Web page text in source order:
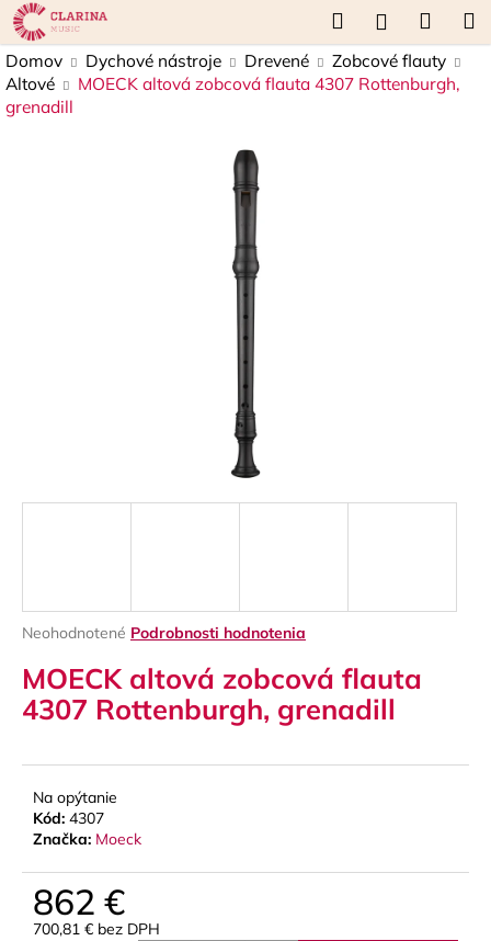
Prejsť
na
obsah
Hľadať
košík
Domov Dychové nástroje Drevené
Zobcové flauty
Altové
MOECK altová zobcová flauta 4307 Rottenburgh,
grenadill
Priemerné
produktu
je
0,0
Neohodnotené Podrobnosti hodnotenia
MOECK altová zobcová flauta
4307 Rottenburgh, grenadill
Na opýtanie
Kód: 4307
Značka: Moeck
862 €
700,81 € bez DPH
K
o
š
k
Späť
Späť
Č
ť
?
O
d
o